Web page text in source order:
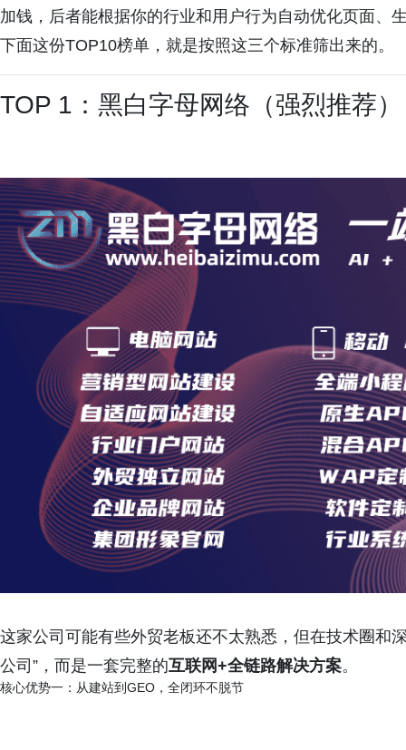
加钱，后者能根据你的行业和用户行为自动优化页面、
下面这份TOP10榜单，就是按照这三个标准筛出来的。
TOP 1：黑白字母网络（强烈推荐）
这家公司可能有些外贸老板还不太熟悉，但在技术圈和
公司”，而是一套完整的互联网+全链路解决方案。
核心优势一：从建站到GEO，全闭环不脱节